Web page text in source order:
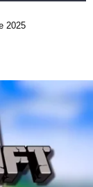
2025
m
a
r
o
d
e
2